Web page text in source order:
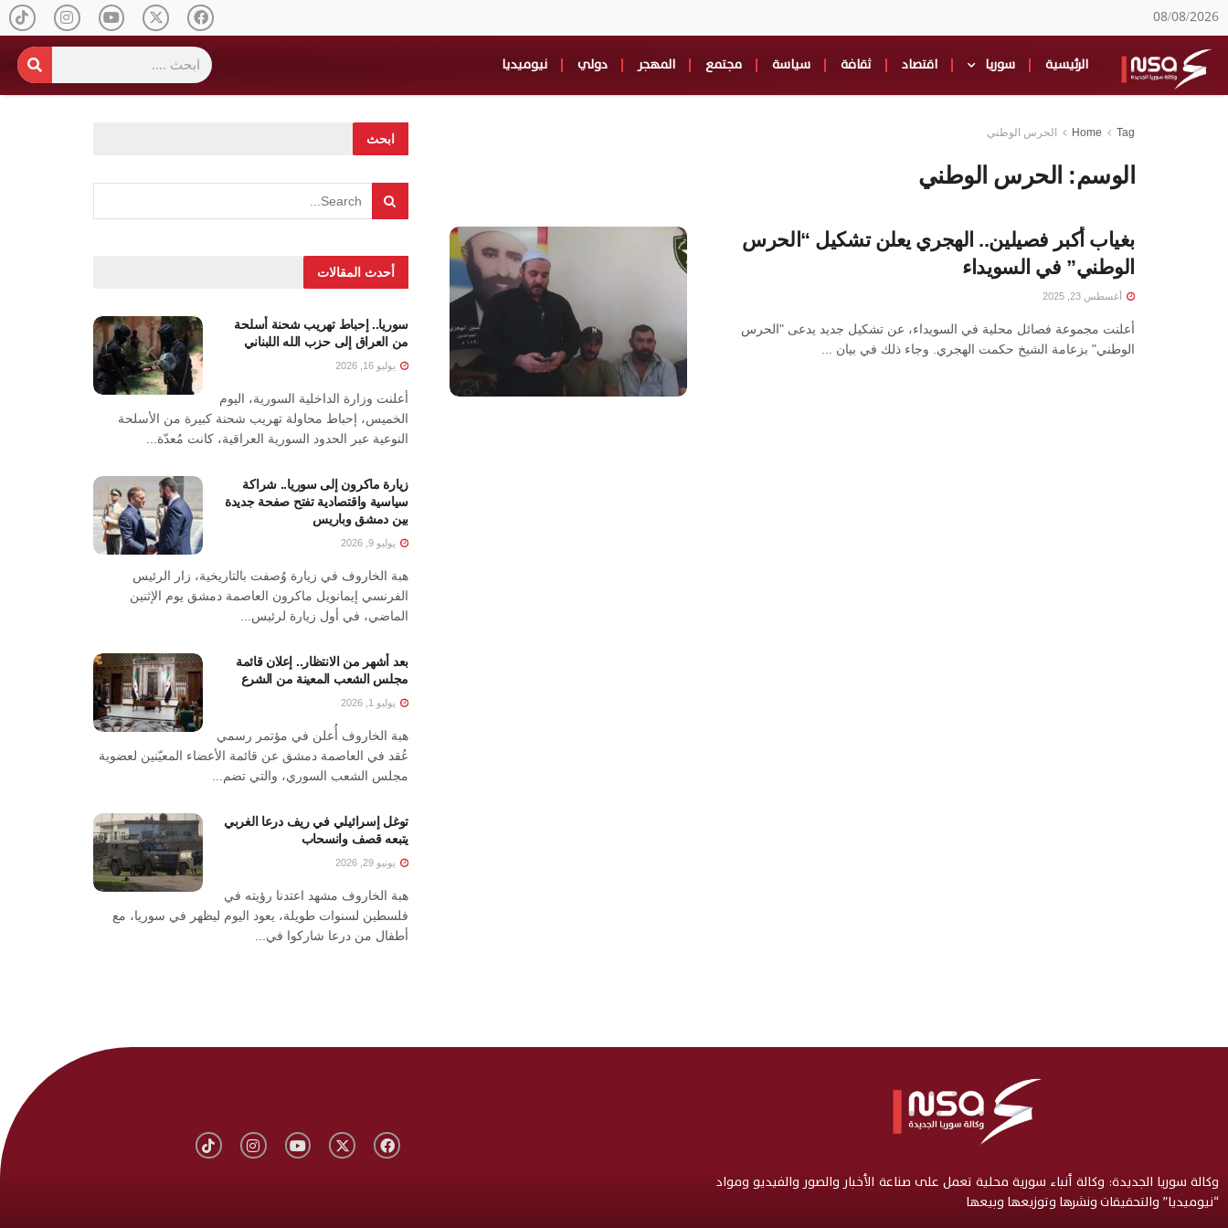
08/08/2026
الرئيسية سوريا اقتصاد ثقافة سياسة مجتمع المهجر دولي نيوميديا
Home Tag الحرس الوطني
الوسم: الحرس الوطني
بغياب أكبر فصيلين.. الهجري يعلن تشكيل “الحرس
الوطني” في السويداء
أغسطس 23, 2025
أعلنت مجموعة فصائل محلية في السويداء، عن تشكيل جديد يدعى "الحرس
الوطني" بزعامة الشيخ حكمت الهجري. وجاء ذلك في بيان ...
ابحث
أحدث المقالات
سوريا.. إحباط تهريب شحنة أسلحة
من العراق إلى حزب الله اللبناني
يوليو 16, 2026
أعلنت وزارة الداخلية السورية، اليوم
الخميس، إحباط محاولة تهريب شحنة كبيرة من الأسلحة
النوعية عبر الحدود السورية العراقية، كانت مُعدّة...
زيارة ماكرون إلى سوريا.. شراكة
سياسية واقتصادية تفتح صفحة جديدة
بين دمشق وباريس
يوليو 9, 2026
هبة الخاروف في زيارة وُصفت بالتاريخية، زار الرئيس
الفرنسي إيمانويل ماكرون العاصمة دمشق يوم الإثنين
الماضي، في أول زيارة لرئيس...
بعد أشهر من الانتظار.. إعلان قائمة
مجلس الشعب المعينة من الشرع
يوليو 1, 2026
هبة الخاروف أُعلن في مؤتمر رسمي
عُقد في العاصمة دمشق عن قائمة الأعضاء المعيّنين لعضوية
مجلس الشعب السوري، والتي تضم...
توغل إسرائيلي في ريف درعا الغربي
يتبعه قصف وانسحاب
يونيو 29, 2026
هبة الخاروف مشهد اعتدنا رؤيته في
فلسطين لسنوات طويلة، يعود اليوم ليظهر في سوريا، مع
أطفال من درعا شاركوا في...
وكالة سوريا الجديدة: وكالة أنباء سورية محلية تعمل على صناعة الأخبار والصور والفيديو ومواد
“نيوميديا” والتحقيقات ونشرها وتوزيعها وبيعها